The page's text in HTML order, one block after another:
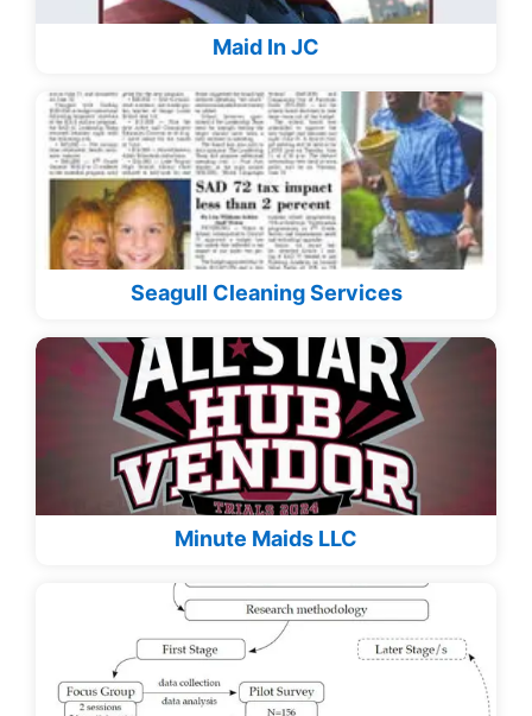
Maid In JC
Seagull Cleaning Services
Minute Maids LLC